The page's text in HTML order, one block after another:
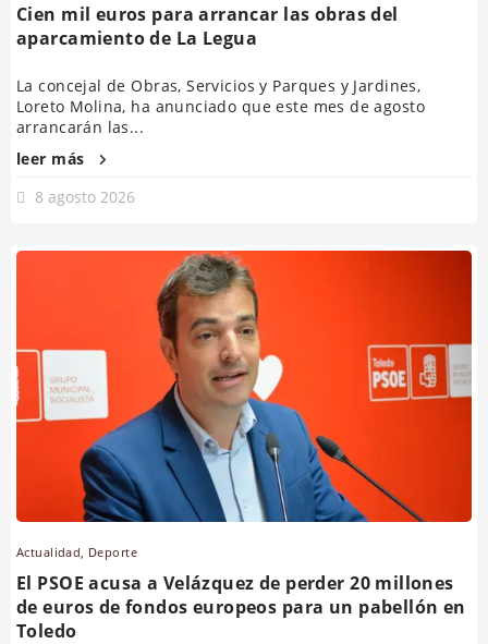
Cien mil euros para arrancar las obras del
aparcamiento de La Legua
La concejal de Obras, Servicios y Parques y Jardines,
Loreto Molina, ha anunciado que este mes de agosto
arrancarán las...
leer más
8 agosto 2026
Actualidad Deporte
El PSOE acusa a Velázquez de perder 20 millones
de euros de fondos europeos para un pabellón en
Toledo